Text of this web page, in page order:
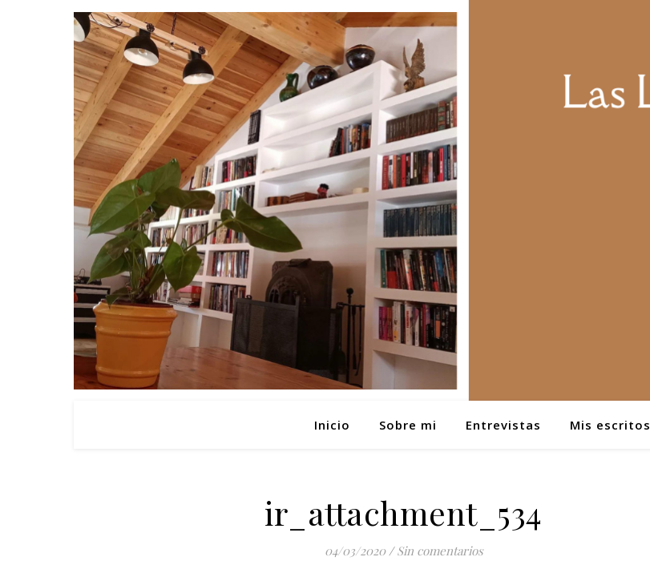
Inicio Sobre mi Entrevistas Mis escritos
ir_attachment_534
04/03/2020 / Sin comentarios